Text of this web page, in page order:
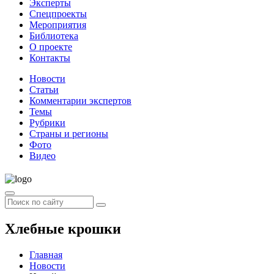
Эксперты
Спецпроекты
Мероприятия
Библиотека
О проекте
Контакты
Новости
Статьи
Комментарии экспертов
Темы
Рубрики
Страны и регионы
Фото
Видео
Хлебные крошки
Главная
Новости